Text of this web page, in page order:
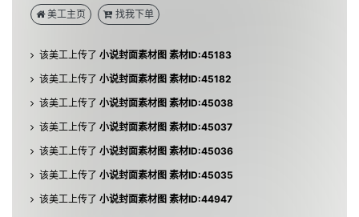
美工主页 找我下单
该美工上传了
小说封面素材图 素材ID:45184
该美工上传了 小说封面素材图 素材ID:45182
该美工上传了 小说封面素材图 素材ID:45038
该美工上传了 小说封面素材图 素材ID:45037
该美工上传了 小说封面素材图 素材ID:45036
该美工上传了 小说封面素材图 素材ID:45035
该美工上传了 小说封面素材图 素材ID:44947
该美工上传了 小说封面素材图 素材ID:44946